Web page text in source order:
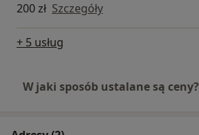
200 zł Szczegóły
+ 5 usług
W jaki sposób ustalane są ceny?